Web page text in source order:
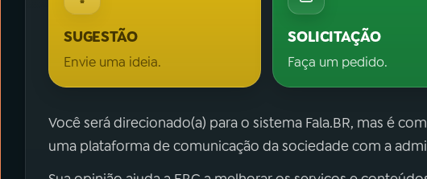
SUGESTÃO
Envie uma ideia.
SOLICITAÇÃO
Faça um pedido.
Você será direcionado(a) para o sistema Fala.BR, mas é
uma plataforma de comunicação da sociedade com a